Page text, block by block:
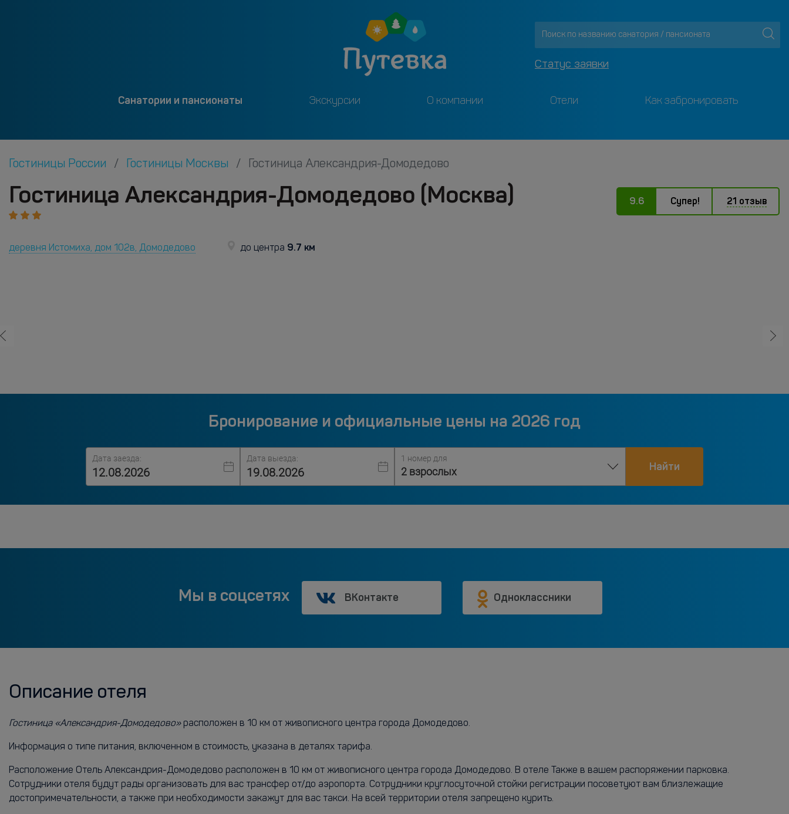
Статус заявки
Санатории и пансионаты Экскурсии О компании Отели Как забронировать
Гостиницы России Гостиницы Москвы Гостиница Александрия-Домодедово
Гостиница Александрия-Домодедово (Москва)
деревня Истомиха, дом 102в, Домодедово до центра 9.7 км
9.6 Супер! 21 отзыв
Бронирование и официальные цены на 2026 год
Дата заезда: Дата выезда: 1 номер для
2 взрослых Найти
Мы в соцсетях ВКонтакте Одноклассники
Описание отеля
Гостиница «Александрия-Домодедово»расположен в 10 км от живописного центра города Домодедово.
Информация о типе питания, включенном в стоимость, указана в деталях тарифа.
Расположение Отель Александрия-Домодедово расположен в 10 км от живописного центра города Домодедово. В отеле Также в вашем распоряжении парковка.
Сотрудники отеля будут рады организовать для вас трансфер от/до аэропорта. Сотрудники круглосуточной стойки регистрации посоветуют вам близлежащие
достопримечательности, а также при необходимости закажут для вас такси. На всей территории отеля запрещено курить.